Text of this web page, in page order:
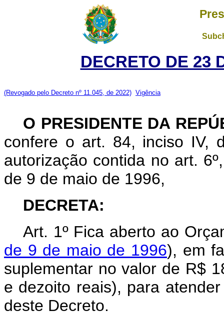
DECRETO DE 23
(Revogado pelo Decreto nº 11.045, de 2022) Vigência
O PRESIDENTE DA
confere o art. 84, inciso IV,
autorização contida no art.
de 9 de maio de 1996,
DECRETA:
Art. 1º Fica aberto ao
de 9 de maio de 1996), em
suplementar no valor de R$
e dezoito reais), para
deste Decreto.